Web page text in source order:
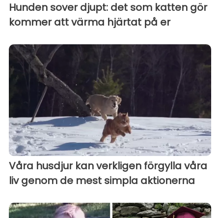
Hunden sover djupt: det som katten gör
kommer att värma hjärtat på er
Våra husdjur kan verkligen förgylla våra
liv genom de mest simpla aktionerna